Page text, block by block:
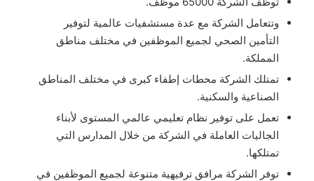
وتتعامل الشركة مع عدة مستشفيات عالمية لتوفير
التأمين الصحي لجميع الموظفين في مختلف مناطق
المملكة.
تمتلك الشركة محطات إطفاء كبرى في مختلف المناطق
الصناعية والسكنية.
تعمل على توفير نظام تعليمي عالمي المستوى لأبناء
الجاليات العاملة في الشركة من خلال المدارس التي
تمتلكها.
توفر الشركة مرافق ترفيهية متنوعة لجميع الموظفين في